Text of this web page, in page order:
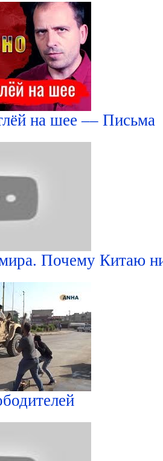
на шее –– Письма
Почему Китаю